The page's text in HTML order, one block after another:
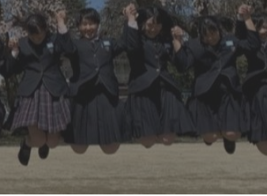
WEB出願について